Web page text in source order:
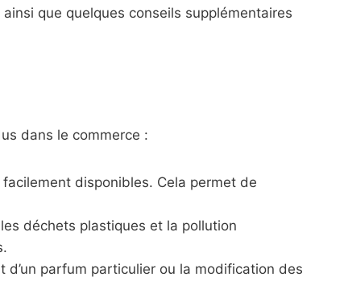
que quelques conseils supplémentaires
dans le commerce :
disponibles. Cela permet de
déchets plastiques et la pollution
parfum particulier ou la modification des